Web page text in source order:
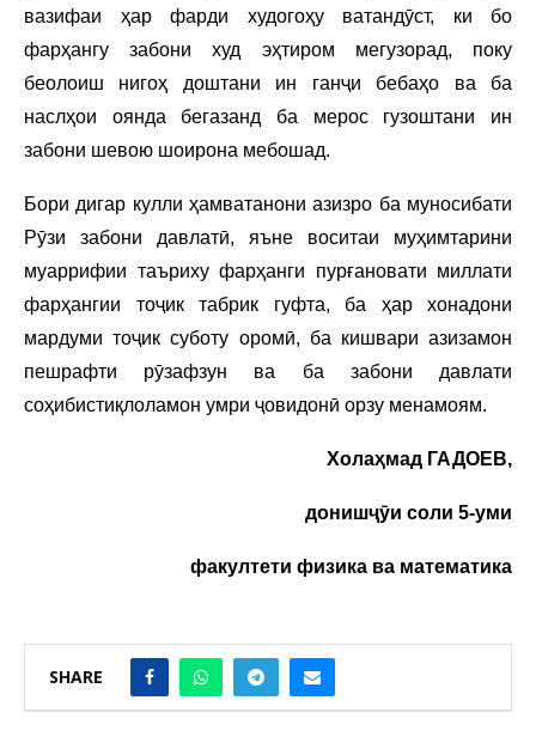
вазифаи ҳар фарди худогоҳу ватандӯст, ки бо
фарҳангу забони худ эҳтиром мегузорад, поку
беолоиш нигоҳ доштани ин ганҷи бебаҳо ва ба
наслҳои оянда бегазанд ба мерос гузоштани ин
забони шевою шоирона мебошад.
Бори дигар кулли ҳамватанони азизро ба муносибати
Рӯзи забони давлатӣ, яъне воситаи муҳимтарини
муаррифии таъриху фарҳанги пурғановати миллати
фарҳангии тоҷик табрик гуфта, ба ҳар хонадони
мардуми тоҷик суботу оромӣ, ба кишвари азизамон
пешрафти рӯзафзун ва ба забони давлати
соҳибистиқлоламон умри ҷовидонӣ орзу менамоям.
Холаҳмад ГАДОЕВ,
донишҷӯи соли 5-уми
факултети физика ва математика
SHARE